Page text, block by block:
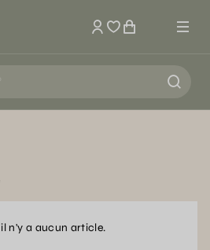
Mon compte
il n'y a aucun article.